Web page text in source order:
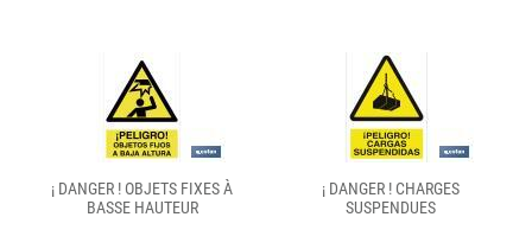
¡ DANGER ! OBJETS FIXES À
BASSE HAUTEUR
¡ DANGER ! CHARGES
SUSPENDUES